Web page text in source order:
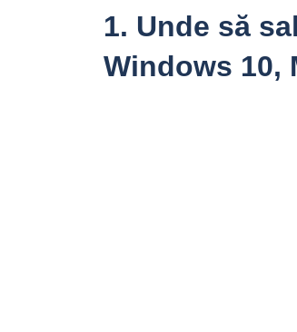
1. Unde să
Windows 10,